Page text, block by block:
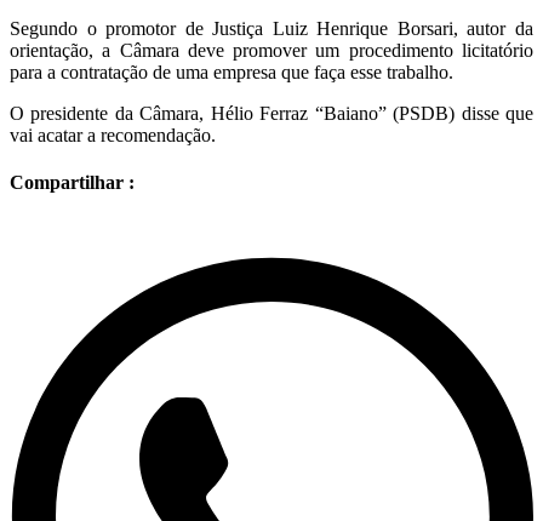
Segundo o promotor de Justiça Luiz Henrique Borsari, autor da
orientação, a Câmara deve promover um procedimento licitatório
para a contratação de uma empresa que faça esse trabalho.
O presidente da Câmara, Hélio Ferraz “Baiano” (PSDB) disse que
vai acatar a recomendação.
Compartilhar :